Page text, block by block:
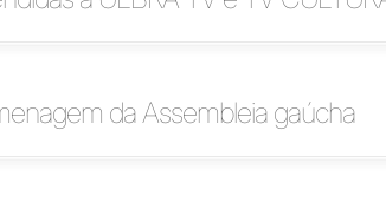
da Assembleia gaúcha